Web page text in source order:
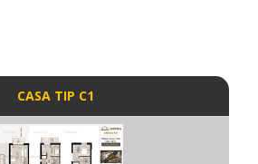
CASA TIP C1